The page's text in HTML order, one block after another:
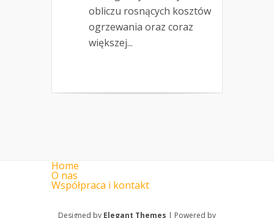
obliczu rosnących kosztów
ogrzewania oraz coraz
większej...
Home
O nas
Współpraca i kontakt
Designed by Elegant Themes | Powered by